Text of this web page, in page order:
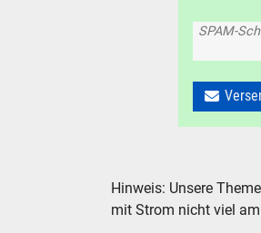
SPAM-
Hinweis: Unsere
mit Strom nicht viel